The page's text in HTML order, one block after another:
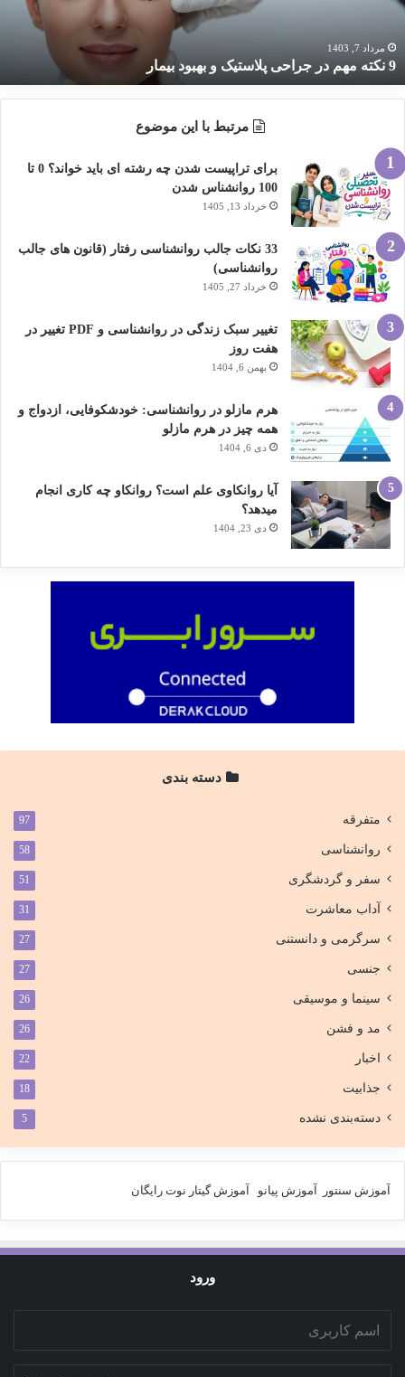
و
بیمارمرداد 7, 1403
9 نکته مهم در جراحی پلاستیک و بهبود بیمار
مرتبط با این موضوع
برای تراپیست شدن چه رشته ای باید خواند؟ 0 تا
100 روانشناس شدن
خرداد 13, 1405
33 نکات جالب روانشناسی رفتار (قانون های جالب
روانشناسی)
خرداد 27, 1405
تغییر سبک زندگی در روانشناسی و PDF تغییر در
هفت روز
بهمن 6, 1404
هرم مازلو در روانشناسی: خودشکوفایی، ازدواج و
همه چیز در هرم مازلو
دی 6, 1404
آیا روانکاوی علم است؟ روانکاو چه کاری انجام
میدهد؟
دی 23, 1404
دسته بندی
متفرقه 97
روانشناسی 58
سفر و گردشگری 51
آداب معاشرت 31
سرگرمی و دانستنی 27
جنسی 27
سینما و موسیقی 26
مد و فشن 26
اخبار 22
جذابیت 18
دسته‌بندی نشده 5
آموزش سنتور آموزش پیانو آموزش گیتار نوت رایگان
ورود